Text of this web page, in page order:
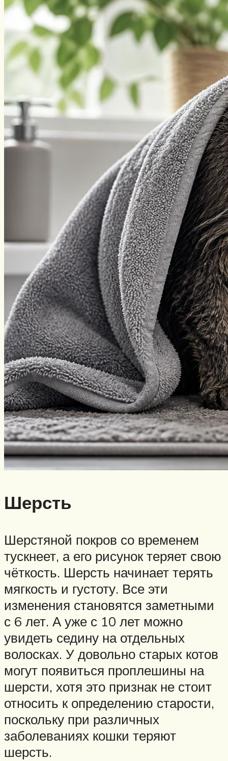
Шерсть
Шерстяной покров со временем
тускнеет, а его рисунок теряет свою
чёткость. Шерсть начинает терять
мягкость и густоту. Все эти
изменения становятся заметными
с 6 лет. А уже с 10 лет можно
увидеть седину на отдельных
волосках. У довольно старых котов
могут появиться проплешины на
шерсти, хотя это признак не стоит
относить к определению старости,
поскольку при различных
заболеваниях кошки теряют
шерсть.